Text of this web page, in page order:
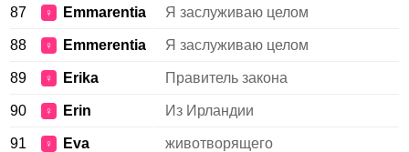
87 ♀ Emmarentia Я заслуживаю целом
88 ♀ Emmerentia Я заслуживаю целом
89 ♀ Erika Правитель закона
90 ♀ Erin Из Ирландии
91 ♀ Eva животворящего